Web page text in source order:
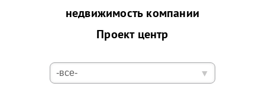
недвижимость компании
Проект центр